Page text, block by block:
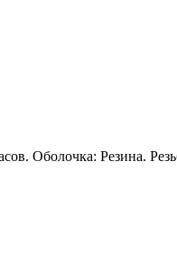
Оболочка: Резина.